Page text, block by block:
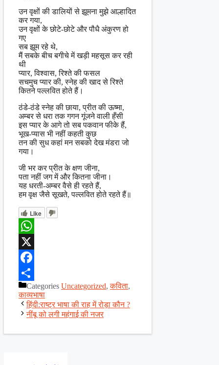
उन वृक्षों की डालियों से झूमना मुझे आल्हादित
कर गया,
उन वृक्षों के छोटे-छोटे और पौधै अंकुरण हो
गए
सब झूम रहे थे,
मैं सबके बीच बगीचे में खड़ी महसूस कर रही
थी
प्यार, विश्वास, रिश्ते की फसल
सचमुच प्यार की, स्नेह की खाद से रिश्ते
कितने पल्लवित होते हैं।
ठंडे-ठंडे स्नेह की छाया, प्रीत की ऊष्मा,
अम्बर से धरा तक गगन गूंजने वाली हँसी
इस प्यार के आगे तो सब पकवान फीके हैं,
भूख-प्यास भी नहीं कहती कुछ
तन की सुध कहां मन सबको देख मंडरा जो
गया।
जी भर कर प्रीत के क्षण जीना,
पता नहीं जग में और कितना जीना।
यह धरती-अम्बर वैसे ही रहते हैं,
हम वृक्ष जैसे सूखते, पल्लवित होते रहते हैं॥
Like
WhatsApp
X
Facebook
ShareCategories Uncategorized,कविता,
काव्यभाषा
हिंदी:राष्ट्र भाषा की राह में रोड़ा कौन ?
नींबू को लगी महंगाई की नजर